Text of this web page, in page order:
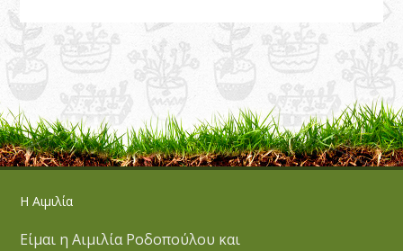
Η Αιμιλία
Είμαι η Αιμιλία Ροδοπούλου και